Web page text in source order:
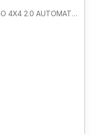
BLACKHAWK HURRICANE 7L TURBO 4X4 2.0 AUTOMATICO